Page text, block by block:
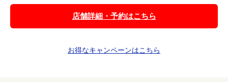
店舗詳細・予約はこちら
お得なキャンペーンはこちら